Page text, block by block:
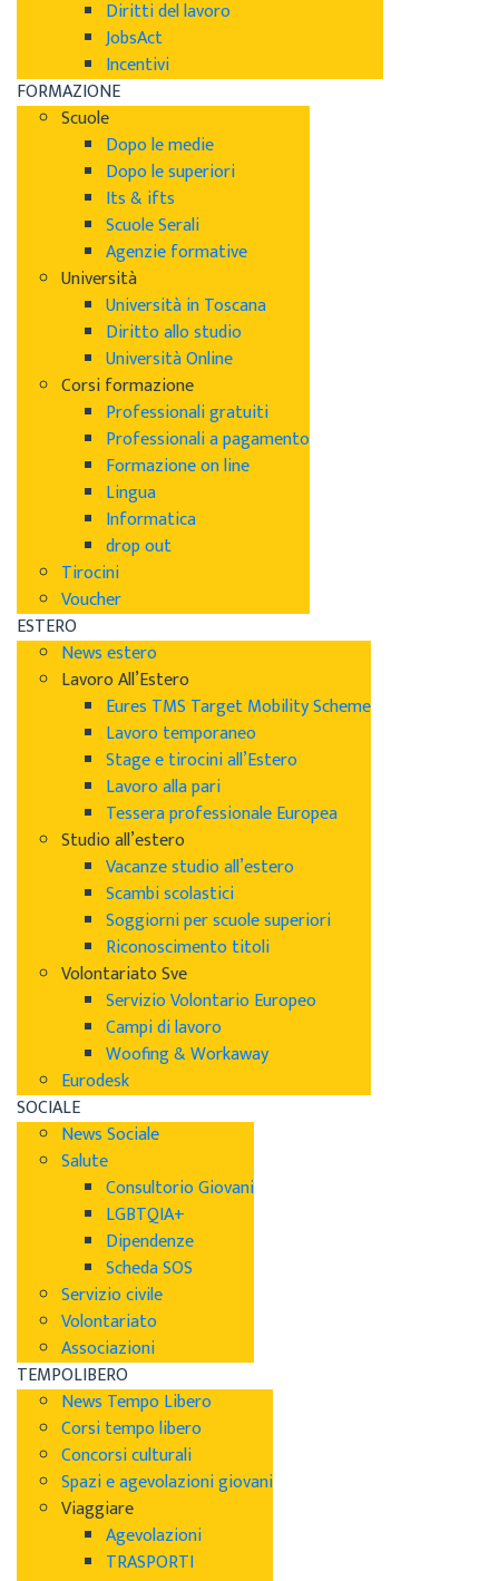
Diritti del lavoro
JobsAct
Incentivi
FORMAZIONE
Scuole
Dopo le medie
Dopo le superiori
Its & ifts
Scuole Serali
Agenzie formative
Università
Università in Toscana
Diritto allo studio
Università Online
Corsi formazione
Professionali gratuiti
Professionali a pagamento
Formazione on line
Lingua
Informatica
drop out
Tirocini
Voucher
ESTERO
News estero
Lavoro All’Estero
Eures TMS Target Mobility Scheme
Lavoro temporaneo
Stage e tirocini all’Estero
Lavoro alla pari
Tessera professionale Europea
Studio all’estero
Vacanze studio all’estero
Scambi scolastici
Soggiorni per scuole superiori
Riconoscimento titoli
Volontariato Sve
Servizio Volontario Europeo
Campi di lavoro
Woofing & Workaway
Eurodesk
SOCIALE
News Sociale
Salute
Consultorio Giovani
LGBTQIA+
Dipendenze
Scheda SOS
Servizio civile
Volontariato
Associazioni
TEMPOLIBERO
News Tempo Libero
Corsi tempo libero
Concorsi culturali
Spazi e agevolazioni giovani
Viaggiare
Agevolazioni
TRASPORTI